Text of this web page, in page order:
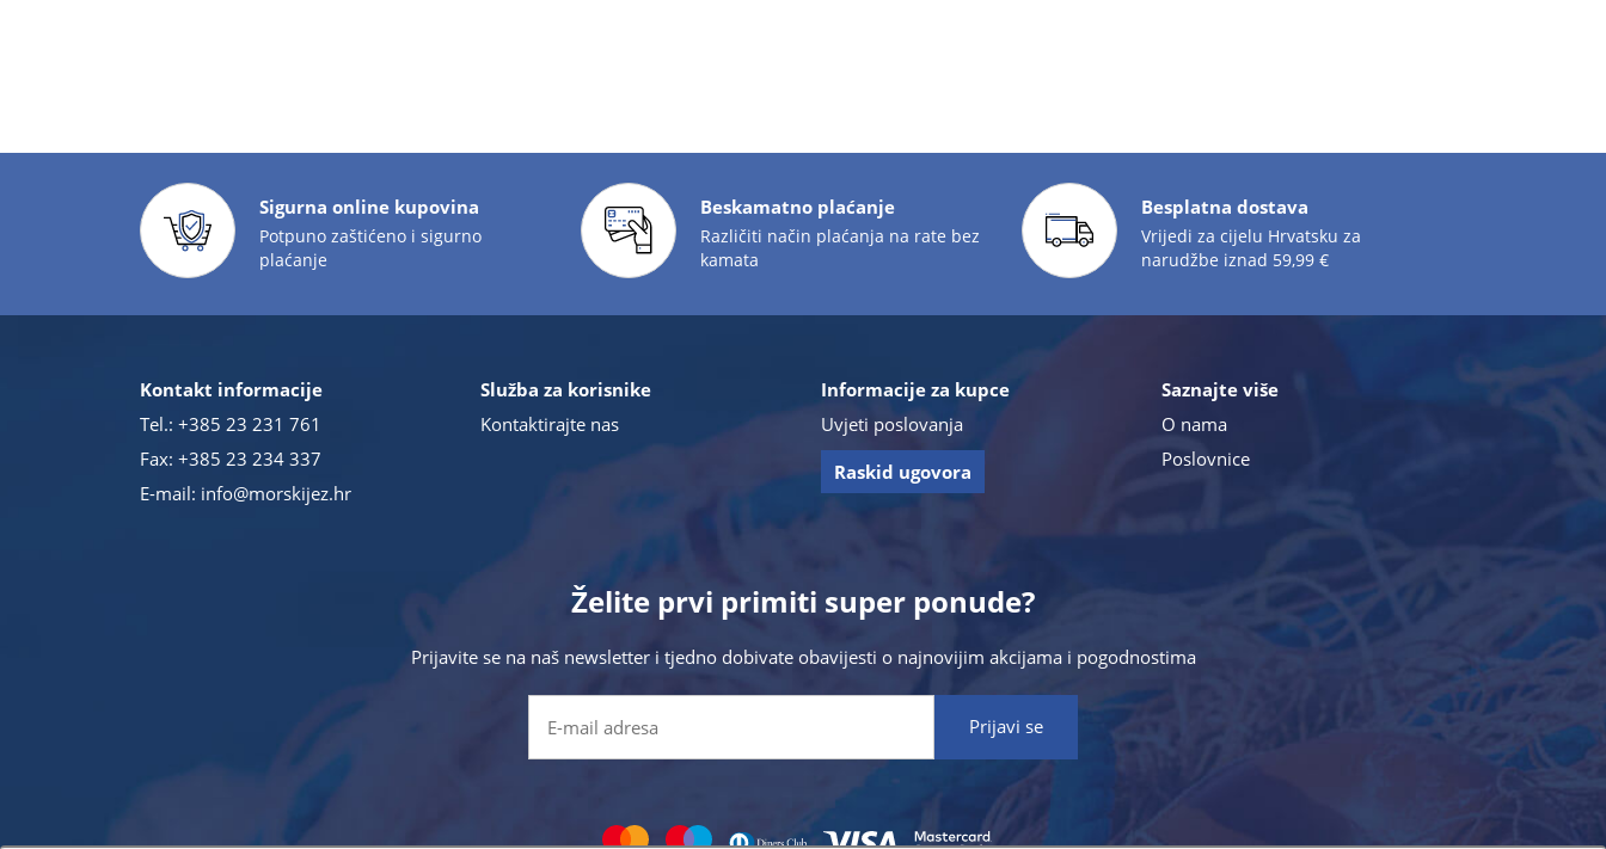
Sigurna online kupovina
Potpuno zaštićeno i sigurno
plaćanje
Beskamatno plaćanje
Različiti način plaćanja na rate bez
kamata
Besplatna dostava
Vrijedi za cijelu Hrvatsku za
narudžbe iznad 59,99 €
Kontakt informacije
Tel.: +385 23 231 761
Fax: +385 23 234 337
E-mail: info@morskijez.hr
Služba za korisnike
Kontaktirajte nas
Informacije za kupce
Uvjeti poslovanja
Raskid ugovora
Saznajte više
O nama
Poslovnice
Želite prvi primiti super ponude?
Prijavite se na naš newsletter i tjedno dobivate obavijesti o najnovijim akcijama i pogodnostima